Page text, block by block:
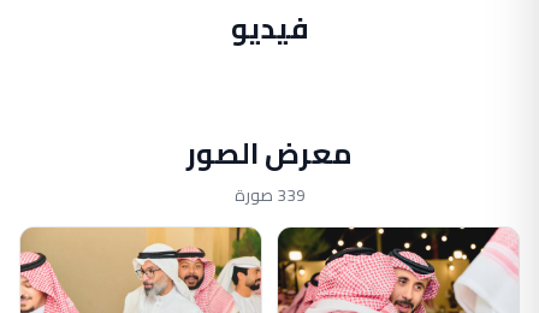
فيديو
معرض الصور
339 صورة